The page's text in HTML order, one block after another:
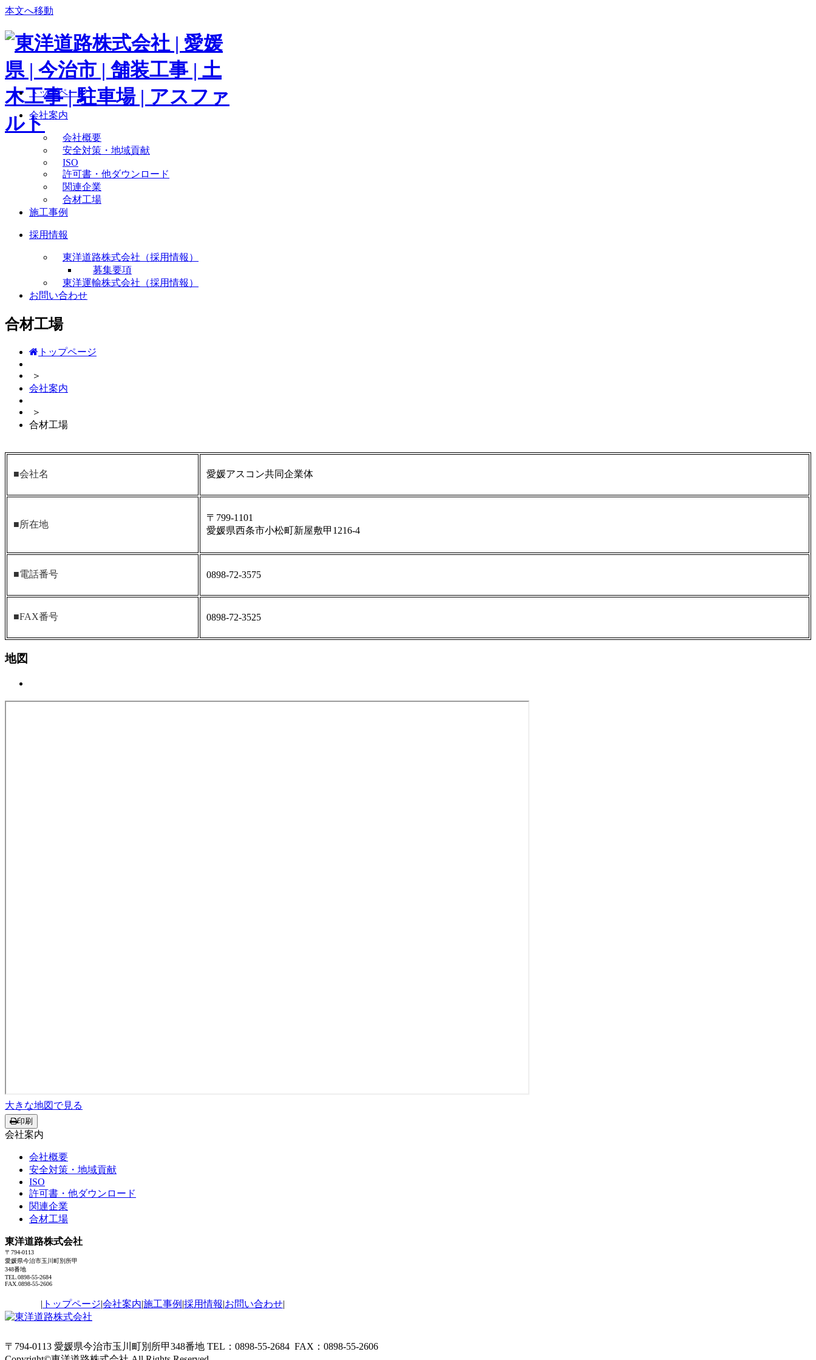
本文へ移動
トップページ
会社案内
会社概要
安全対策・地域貢献
ISO
許可書・他ダウンロード
関連企業
合材工場
施工事例
採用情報
東洋道路株式会社（採用情報）
募集要項
東洋運輸株式会社（採用情報）
お問い合わせ
合材工場
トップページ
＞
会社案内
＞
合材工場
■会社名 愛媛アスコン共同企業体
■所在地
〒799-1101
愛媛県西条市小松町新屋敷甲1216-4
■電話番号 0898-72-3575
■FAX番号 0898-72-3525
地図
大きな地図で見る
印刷
会社案内
会社概要
安全対策・地域貢献
ISO
許可書・他ダウンロード
関連企業
合材工場
東洋道路株式会社
〒794-0113
愛媛県今治市玉川町別所甲
348番地
TEL.0898-55-2684
FAX.0898-55-2606
| トップページ|会社案内|施工事例 |採用情報|お問い合わせ|
〒794-0113 愛媛県今治市玉川町別所甲348番地 TEL：0898-55-2684 FAX：0898-55-2606